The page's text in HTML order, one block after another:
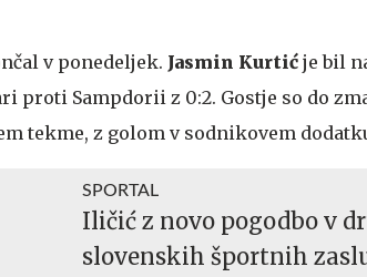
v ponedeljek. Jasmin Kurtić je bil
proti Sampdorii z 0:2. Gostje so do
tekme, z golom v sodnikovem
SPORTAL
Iličić z novo pogodbo v
slovenskih športnih